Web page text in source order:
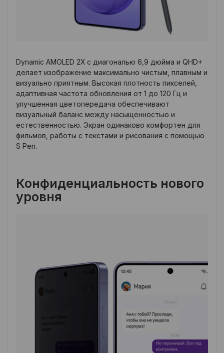
Dynamic AMOLED 2X с диагональю 6,9 дюйма и QHD+
делает изображение максимально чистым, плавным и
визуально приятным. Высокая плотность пикселей,
адаптивная частота обновления от 1 до 120 Гц и
улучшенная цветопередача обеспечивают
визуальный баланс между насыщенностью и
естественностью. Экран одинаково комфортен для
фильмов, работы с текстами и рисования с помощью
S Pen.
Конфиденциальность нового
уровня